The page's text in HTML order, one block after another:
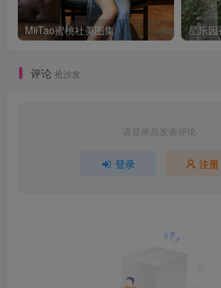
MiiTao蜜桃社美图集
评论 抢沙发
请登录后发表评论
登录 注册